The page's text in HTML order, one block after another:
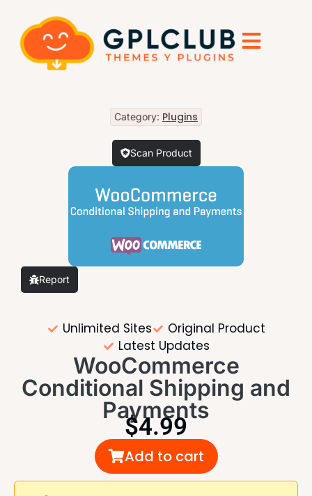
Category: Plugins
Scan Product
Report
Unlimited Sites
Original Product
Latest Updates
WooCommerce
Conditional Shipping and
Payments
$4.99
Add to cart